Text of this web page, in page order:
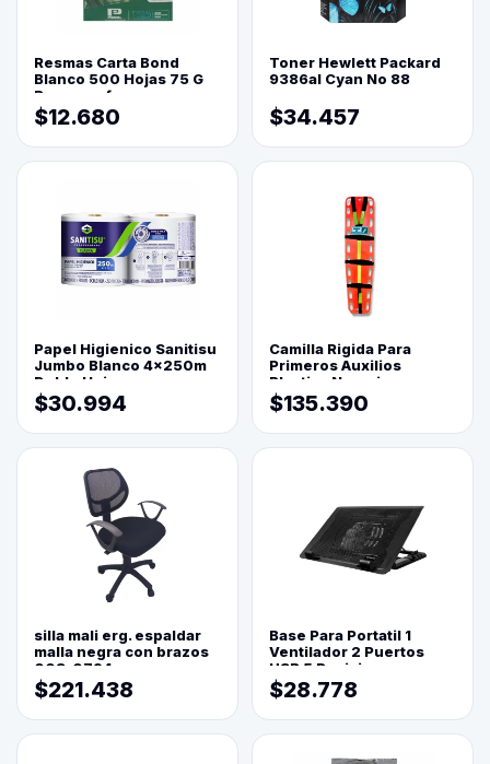
Resmas Carta Bond
Blanco 500 Hojas 75 G
Reprograf.
$12.680
Toner Hewlett Packard
9386al Cyan No 88
$34.457
Papel Higienico Sanitisu
Jumbo Blanco 4x250m
Doble Hoja
$30.994
Camilla Rigida Para
Primeros Auxilios
Plastica Naranja
$135.390
silla mali erg. espaldar
malla negra con brazos
003-0794
$221.438
Base Para Portatil 1
Ventilador 2 Puertos
USB 5 Posiciones
$28.778